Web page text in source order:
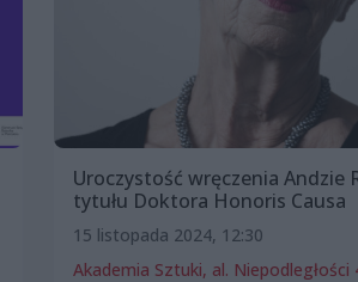
Uroczystość wręczenia Andzie
tytułu Doktora Honoris Causa
15 listopada 2024, 12:30
Akademia Sztuki, al. Niepodległości